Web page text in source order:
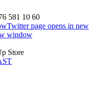
581 10 60
Twitter page opens in new
window
Store